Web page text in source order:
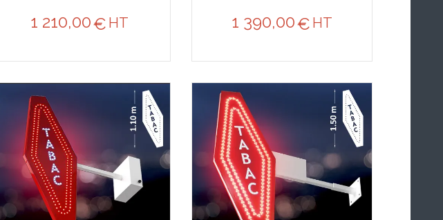
1 210,00€ HT 1 390,00€ HT